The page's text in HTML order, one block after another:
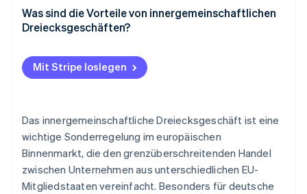
Unternehmen A
Unternehmen B
Unternehmen C
Was sind die Vorteile von innergemeinschaftlichen
Dreiecksgeschäften?
Mit Stripe loslegen
Das innergemeinschaftliche Dreiecksgeschäft ist eine
wichtige Sonderregelung im europäischen
Binnenmarkt, die den grenzüberschreitenden Handel
zwischen Unternehmen aus unterschiedlichen EU-
Mitgliedstaaten vereinfacht. Besonders für deutsche